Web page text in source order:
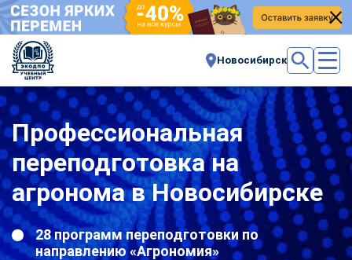
Новосибирск
Профессиональная
переподготовка на
агронома в Новосибирске
28 программ переподготовки по
направлению «Агрономия»